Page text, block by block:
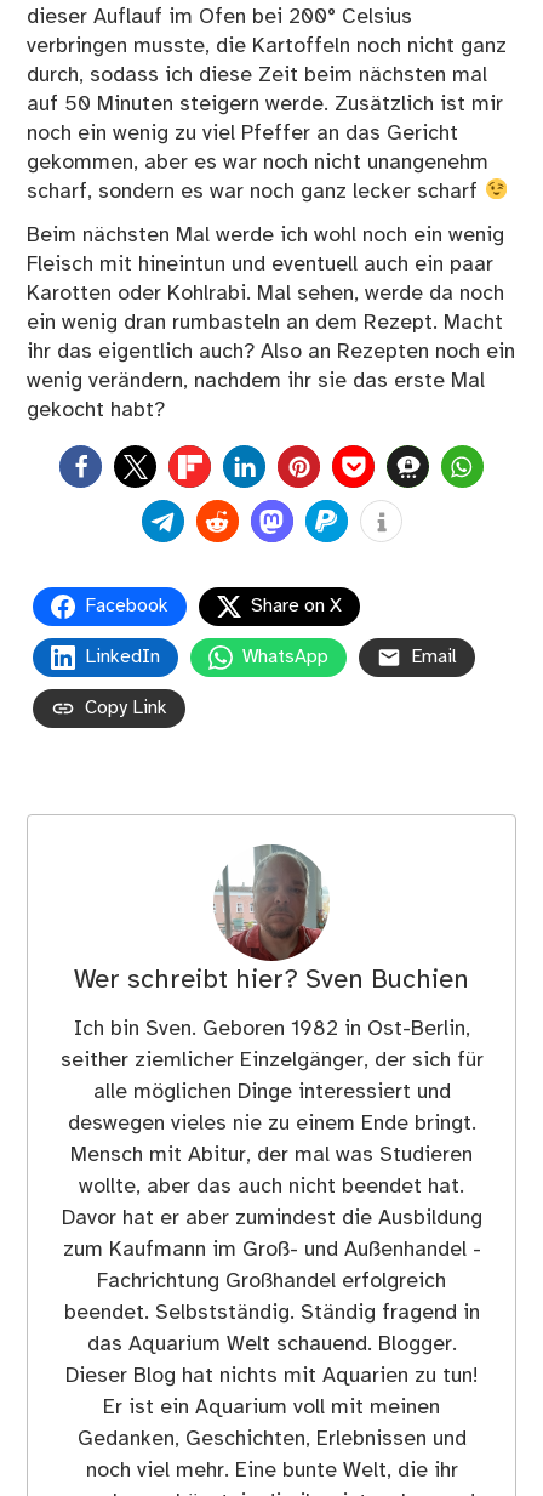
dieser Auflauf im Ofen bei 200° Celsius
verbringen musste, die Kartoffeln noch nicht ganz
durch, sodass ich diese Zeit beim nächsten mal
auf 50 Minuten steigern werde. Zusätzlich ist mir
noch ein wenig zu viel Pfeffer an das Gericht
gekommen, aber es war noch nicht unangenehm
scharf, sondern es war noch ganz lecker scharf
Beim nächsten Mal werde ich wohl noch ein wenig
Fleisch mit hineintun und eventuell auch ein paar
Karotten oder Kohlrabi. Mal sehen, werde da noch
ein wenig dran rumbasteln an dem Rezept. Macht
ihr das eigentlich auch? Also an Rezepten noch ein
wenig verändern, nachdem ihr sie das erste Mal
gekocht habt?
0
Facebook Share on X
LinkedIn WhatsApp Email
Copy Link
Wer schreibt hier? Sven Buchien
Ich bin Sven. Geboren 1982 in Ost-Berlin,
seither ziemlicher Einzelgänger, der sich für
alle möglichen Dinge interessiert und
deswegen vieles nie zu einem Ende bringt.
Mensch mit Abitur, der mal was Studieren
wollte, aber das auch nicht beendet hat.
Davor hat er aber zumindest die Ausbildung
zum Kaufmann im Groß- und Außenhandel -
Fachrichtung Großhandel erfolgreich
beendet. Selbstständig. Ständig fragend in
das Aquarium Welt schauend. Blogger.
Dieser Blog hat nichts mit Aquarien zu tun!
Er ist ein Aquarium voll mit meinen
Gedanken, Geschichten, Erlebnissen und
noch viel mehr. Eine bunte Welt, die ihr